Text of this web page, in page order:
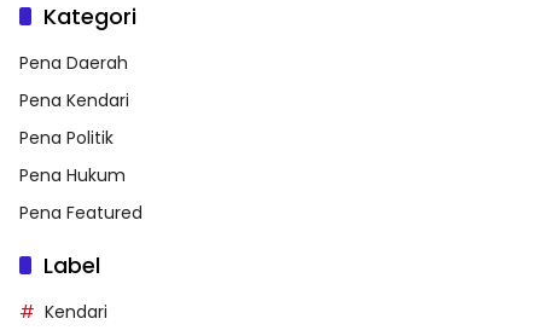
Kategori
Pena Daerah
Pena Kendari
Pena Politik
Pena Hukum
Pena Featured
Label
Kendari